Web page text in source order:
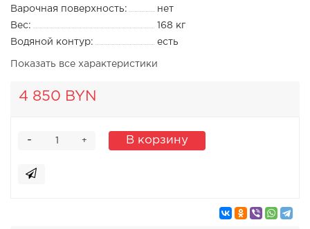
Варочная поверхность:
нет
Вес:
168 кг
Водяной контур:
есть
Показать все характеристики
4 850 BYN
+
- В корзину